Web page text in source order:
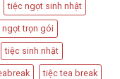
tiệc ngọt sinh nhật
ngọt trọn gói
tiệc sinh nhật
tiệc tea break